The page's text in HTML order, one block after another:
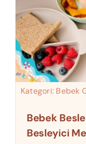
Kategori: Bebek
Bebek
Besleyici